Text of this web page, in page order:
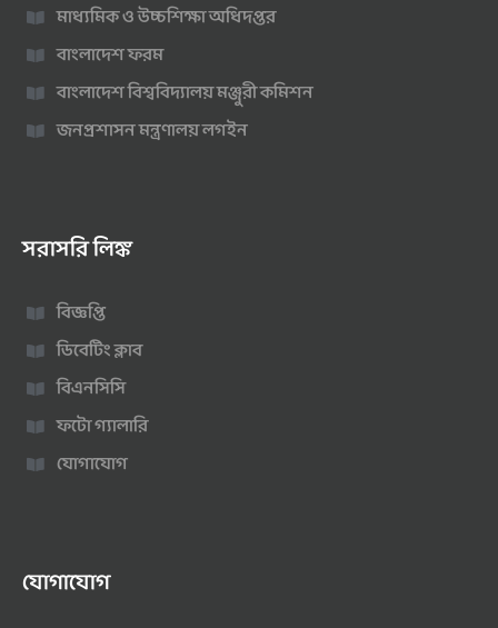
মাধ্যমিক ও উচ্চশিক্ষা অধিদপ্তর
বাংলাদেশ ফরম
বাংলাদেশ বিশ্ববিদ্যালয় মঞ্জুরী কমিশন
জনপ্রশাসন মন্ত্রণালয় লগইন
সরাসরি লিঙ্ক
বিজ্ঞপ্তি
ডিবেটিং ক্লাব
বিএনসিসি
ফটো গ্যালারি
যোগাযোগ
যোগাযোগ